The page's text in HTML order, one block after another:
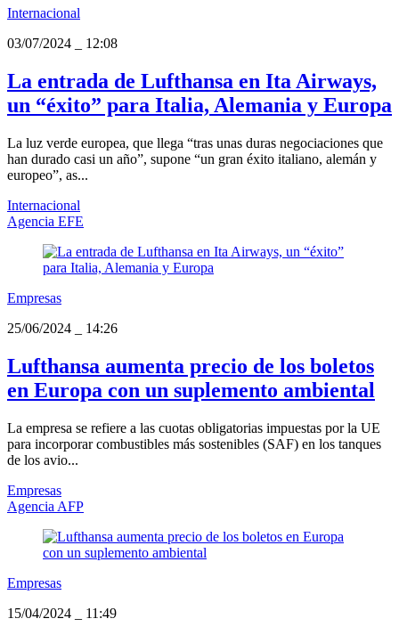
Internacional
03/07/2024
12:08
La entrada de Lufthansa en Ita Airways,
un “éxito” para Italia, Alemania y Europa
La luz verde europea, que llega “tras unas duras negociaciones que
han durado casi un año”, supone “un gran éxito italiano, alemán y
europeo”, as...
Internacional
Agencia EFE
Empresas
25/06/2024
14:26
Lufthansa aumenta precio de los boletos
en Europa con un suplemento ambiental
La empresa se refiere a las cuotas obligatorias impuestas por la UE
para incorporar combustibles más sostenibles (SAF) en los tanques
de los avio...
Empresas
Agencia AFP
Empresas
15/04/2024
11:49